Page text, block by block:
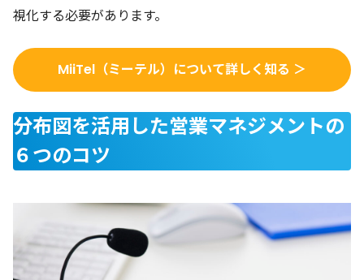
視化する必要があります。
MiiTel（ミーテル）について詳しく知る ＞
分布図を活用した営業マネジメントの
６つのコツ